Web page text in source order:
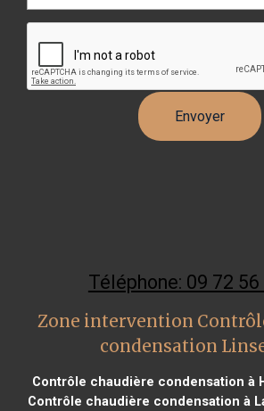
Téléphone: 09 72 56
Zone intervention
condensation
Contrôle chaudière condensation à
Contrôle chaudière condensation à